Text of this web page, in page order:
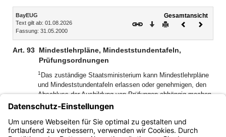
Inhalt
BayEUG
Text gilt ab: 01.08.2026
Fassung: 31.05.2000
Gesamtansicht
Download
DruckenVorheriges
Art. 93 Mindestlehrpläne, Mindeststundentafeln,
Prüfungsordnungen
1 Das zuständige Staatsministerium kann Mindestlehrpläne
und Mindeststundentafeln erlassen oder genehmigen, den
Abschluss der Ausbildung von Prüfungen abhängig machen,
Prüfungsordnungen erlassen oder genehmigen und
Schulordnungen genehmigen.
Staatsministerium kann in Einzelfällen Ausnahmen
genehmigen.